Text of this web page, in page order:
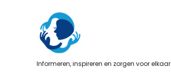
Informeren, inspireren en zorgen voor elkaar